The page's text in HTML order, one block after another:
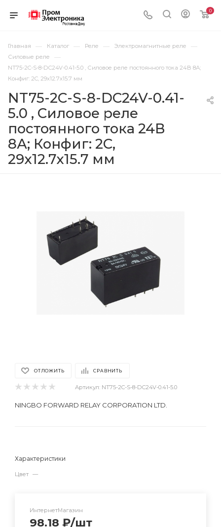
0
Главная — Каталог — Реле — Электромагнитные реле —
Силовые реле —
NT75-2C-S-8-DC24V-0.41-5.0 , Силовое реле постоянного тока 24В 8А;
Конфиг: 2C, 29x12.7x15.7 мм
NT75-2C-S-8-DC24V-0.41-
5.0 , Силовое реле
постоянного тока 24В
8А; Конфиг: 2C,
29x12.7x15.7 мм
ОТЛОЖИТЬ СРАВНИТЬ
Артикул: NT75-2C-S-8-DC24V-0.41-5.0
NINGBO FORWARD RELAY CORPORATION LTD.
Характеристики
Цвет —
ИнтернетМагазин
98.18 ₽/шт